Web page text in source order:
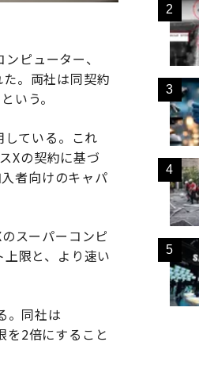
ピューター、
た。両社は同契約
いう。
ている。これ
Xの契約に基づ
者向けのキャパ
スーパーコンピ
限と、より速い
。同社は
2倍にすること